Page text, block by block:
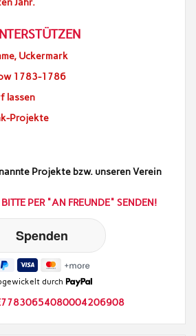
Jahr.
Uckermark
1783-1786
lassen
Projekte
Projekte bzw. unseren Verein
PER "AN FREUNDE" SENDEN!
durch